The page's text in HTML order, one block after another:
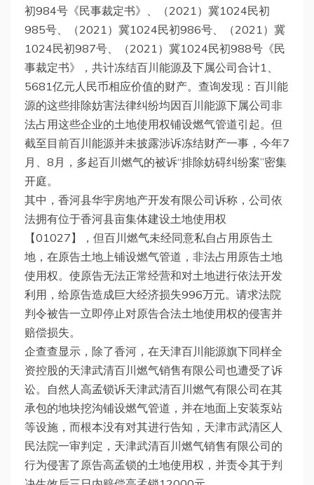
初984号《民事裁定书》、（2021）冀1024民初
985号、（2021）冀1024民初986号、（2021）冀
1024民初987号、（2021）冀1024民初988号《民
事裁定书》，共计冻结百川能源及下属公司合计1、
5681亿元人民币相应价值的财产。查询发现：百川能
源的这些排除妨害法律纠纷均因百川能源下属公司非
法占用这些企业的土地使用权铺设燃气管道引起。但
截至目前百川能源并未披露涉诉冻结财产一事，今年7
月、8月，多起百川燃气的被诉“排除妨碍纠纷案”密集
开庭。
其中，香河县华宇房地产开发有限公司诉称，公司依
法拥有位于香河县亩集体建设土地使用权
【01027】，但百川燃气未经同意私自占用原告土
地，在原告土地上铺设燃气管道，非法占用原告土地
使用权。使原告无法正常经营和对土地进行依法开发
利用，给原告造成巨大经济损失996万元。请求法院
判令被告一立即停止对原告合法土地使用权的侵害并
赔偿损失。
企查查显示，除了香河，在天津百川能源旗下同样全
资控股的天津武清百川燃气销售有限公司也遭受了诉
讼。自然人高孟锁诉天津武清百川燃气有限公司在其
承包的地块挖沟铺设燃气管道，并在地面上安装泵站
等设施，而根本没有对其进行告知，天津市武清区人
民法院一审判定，天津武清百川燃气销售有限公司的
行为侵害了原告高孟锁的土地使用权，并责令其于判